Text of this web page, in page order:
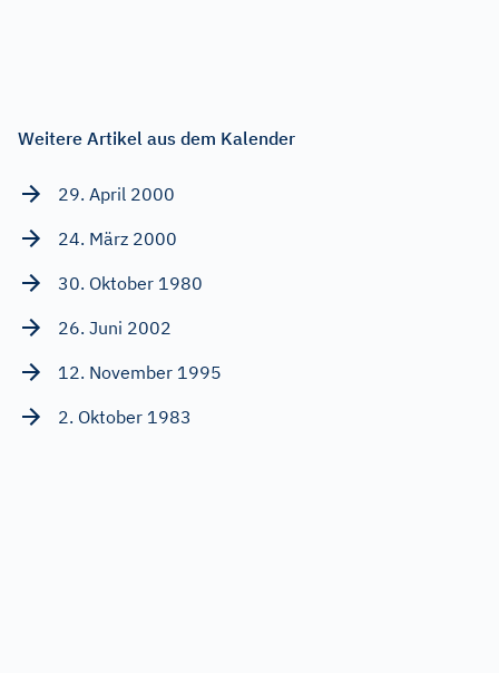
Weitere Artikel aus dem Kalender
29. April 2000
24. März 2000
30. Oktober 1980
26. Juni 2002
12. November 1995
2. Oktober 1983